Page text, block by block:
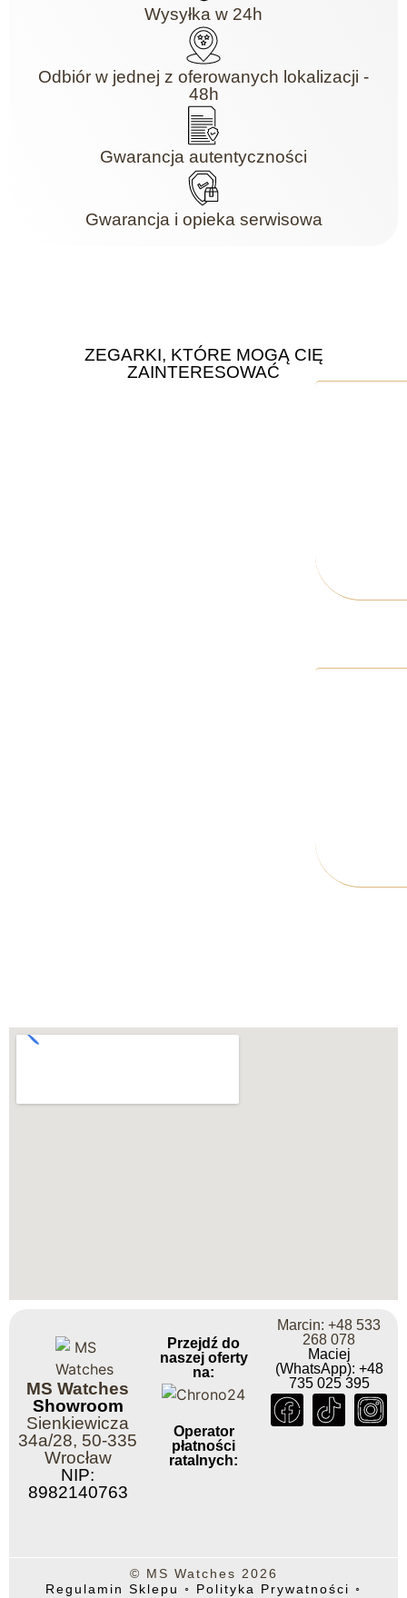
Wysyłka w 24h
Odbiór w jednej z oferowanych lokalizacji -
48h
Gwarancja autentyczności
Gwarancja i opieka serwisowa
ZEGARKI, KTÓRE MOGĄ CIĘ
ZAINTERESOWAĆ
MS Watches
Showroom
Sienkiewicza
34a/28, 50-335
Wrocław
NIP:
8982140763
Przejdź do
naszej oferty
na:
Operator
płatności
ratalnych:
Marcin: +48 533
268 078
Maciej
(WhatsApp): +48
735 025 395
© MS Watches 2026
Regulamin Sklepu ◦ Polityka Prywatności ◦